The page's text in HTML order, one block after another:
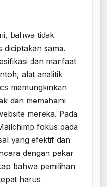
bahwa tidak
diciptakan sama.
dan manfaat
alat analitik
memungkinkan
dan memahami
mereka. Pada
fokus pada
yang efektif dan
dengan pakar
bahwa pemilihan
harus